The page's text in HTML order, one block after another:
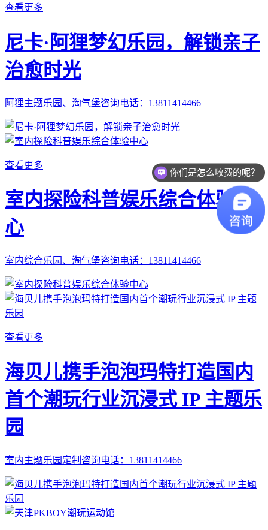
查看更多
尼卡·阿狸梦幻乐园，解锁亲子
治愈时光
阿狸主题乐园、淘气堡咨询电话：13811414466
查看更多
室内探险科普娱乐综合体验中
心
室内综合乐园、淘气堡咨询电话：13811414466
查看更多
海贝儿携手泡泡玛特打造国内
首个潮玩行业沉浸式 IP 主题乐
园
室内主题乐园定制咨询电话：13811414466
你们是怎么收费的呢？